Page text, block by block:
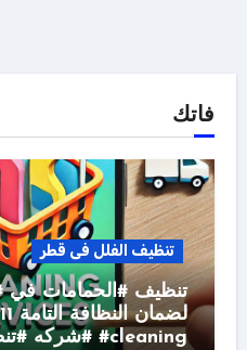
فاتك
تنظيف الفلل فى قطر
تنظيف #الحمامات في
#cleaning #شركه #تنظيف